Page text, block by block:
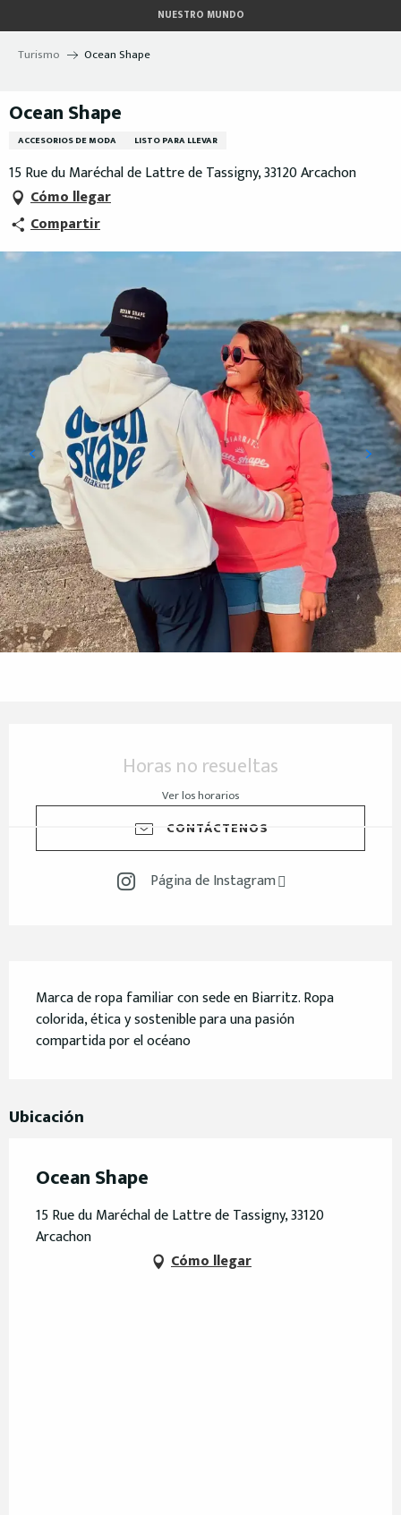
au
contenu
NUESTRO MUNDO
Turismo Ocean Shape
Ocean Shape
ACCESORIOS DE MODA LISTO PARA LLEVAR
15 Rue du Maréchal de Lattre de Tassigny, 33120 Arcachon
Cómo llegar
Compartir
Horas no resueltas
Ver los horarios
CONTÁCTENOS
Página de Instagram
Marca de ropa familiar con sede en Biarritz. Ropa
colorida, ética y sostenible para una pasión
compartida por el océano
Ubicación
Ocean Shape
15 Rue du Maréchal de Lattre de Tassigny, 33120
Arcachon
Cómo llegar